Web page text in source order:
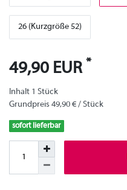
26 (Kurzgröße 52)
49,90 EUR *
Inhalt 1 Stück
Grundpreis 49,90 € / Stück
sofort lieferbar